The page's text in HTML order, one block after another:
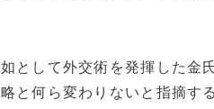
として外交術を発揮した金
と何ら変わりないと指摘す